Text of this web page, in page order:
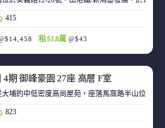
415
租 $1.8萬 @$43
4期 御峰豪園 27座 高層 F室
埔的中低密度高尚屋苑，座落馬窩路半山位置
823